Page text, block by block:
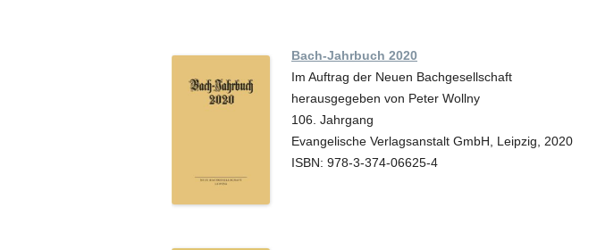
Bach-Jahrbuch 2020
Im Auftrag der Neuen Bachgesellschaft
herausgegeben von Peter Wollny
106. Jahrgang
Evangelische Verlagsanstalt GmbH, Leipzig, 2020
ISBN: 978-3-374-06625-4